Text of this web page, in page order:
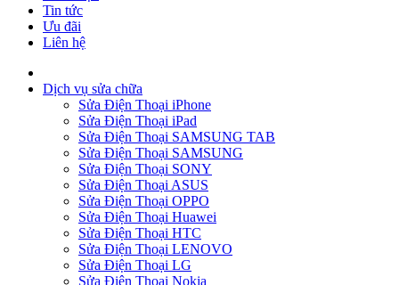
Tin tức
Ưu đãi
Liên hệ
Dịch vụ sửa chữa
Sửa Điện Thoại iPhone
Sửa Điện Thoại iPad
Sửa Điện Thoại SAMSUNG TAB
Sửa Điện Thoại SAMSUNG
Sửa Điện Thoại SONY
Sửa Điện Thoại ASUS
Sửa Điện Thoại OPPO
Sửa Điện Thoại Huawei
Sửa Điện Thoại HTC
Sửa Điện Thoại LENOVO
Sửa Điện Thoại LG
Sửa Điện Thoại Nokia